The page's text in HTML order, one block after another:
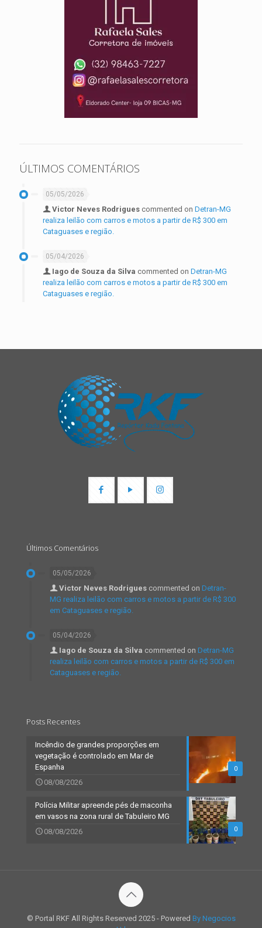
ÚLTIMOS COMENTÁRIOS
05/05/2026
Victor Neves Rodrigues commented on Detran-MG
realiza leilão com carros e motos a partir de R$ 300 em
Cataguases e região.
05/04/2026
Iago de Souza da Silva commented on Detran-MG
realiza leilão com carros e motos a partir de R$ 300 em
Cataguases e região.
Últimos Comentários
05/05/2026
Victor Neves Rodrigues commented on Detran-
MG realiza leilão com carros e motos a partir de R$ 300
em Cataguases e região.
05/04/2026
Iago de Souza da Silva commented on Detran-MG
realiza leilão com carros e motos a partir de R$ 300 em
Cataguases e região.
Posts Recentes
0
Incêndio de grandes proporções em
vegetação é controlado em Mar de
Espanha
08/08/2026
0
Polícia Militar apreende pés de maconha
em vasos na zona rural de Tabuleiro MG
08/08/2026
© Portal RKF All Rights Reserved 2025 - Powered By Negocios